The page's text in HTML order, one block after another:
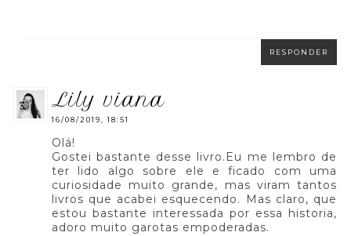
RESPONDER
lily viana
16/08/2019, 18:51
Olá!
Gostei bastante desse livro.Eu me lembro de
ter lido algo sobre ele e ficado com uma
curiosidade muito grande, mas viram tantos
livros que acabei esquecendo. Mas claro, que
estou bastante interessada por essa historia,
adoro muito garotas empoderadas.